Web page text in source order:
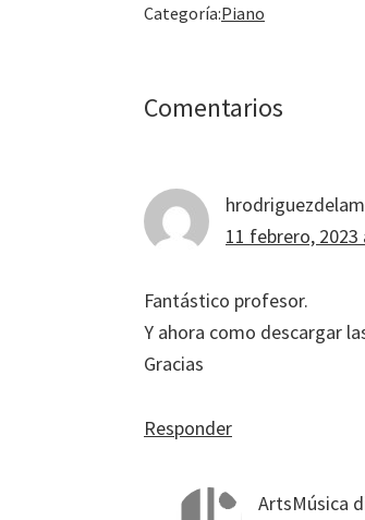
Categoría:Piano
Interacciones
lectores
Comentarios
11 febrero, 2023
Fantástico profesor.
Y ahora como descargar
Gracias
Responder
ArtsMúsica